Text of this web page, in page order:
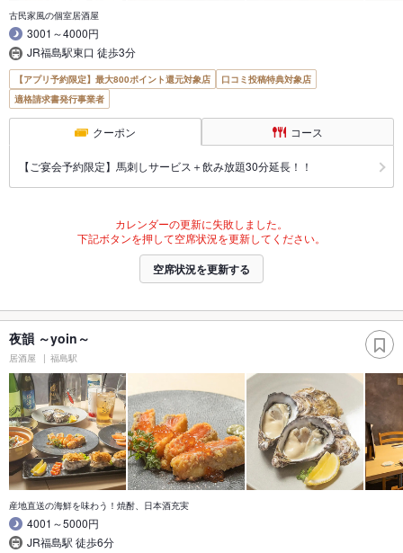
古民家風の個室居酒屋
3001～4000円
JR福島駅東口 徒歩3分
【アプリ予約限定】最大800ポイント還元対象店
口コミ投稿特典対象店
適格請求書発行事業者
クーポン コース
【ご宴会予約限定】馬刺しサービス＋飲み放題30分延長！！
カレンダーの更新に失敗しました。
下記ボタンを押して空席状況を更新してください。
空席状況を更新する
夜韻 ～yoin～
居酒屋 福島駅
産地直送の海鮮を味わう！焼酎、日本酒充実
4001～5000円
JR福島駅 徒歩6分